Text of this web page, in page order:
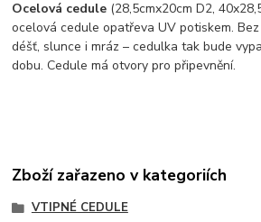
Ocelová cedule (28,5cmx20cm D2,
ocelová cedule opatřeva UV potiskem.
déšť, slunce i mráz – cedulka tak bude
dobu. Cedule má otvory pro připevnění.
Zboží zařazeno v kategoriích
VTIPNÉ CEDULE